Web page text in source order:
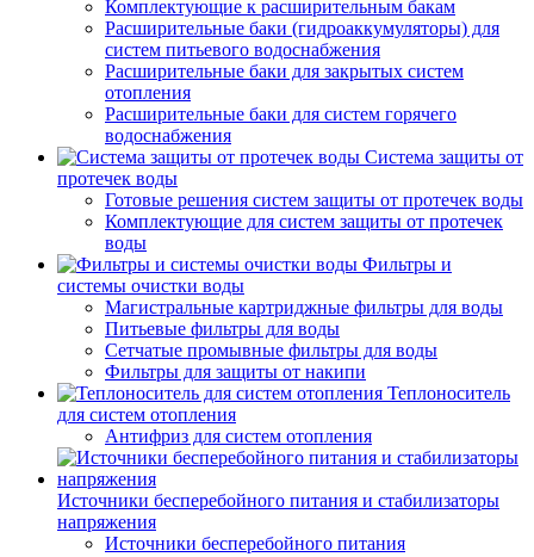
Комплектующие к расширительным бакам
Расширительные баки (гидроаккумуляторы) для
систем питьевого водоснабжения
Расширительные баки для закрытых систем
отопления
Расширительные баки для систем горячего
водоснабжения
Система защиты от
протечек воды
Готовые решения систем защиты от протечек воды
Комплектующие для систем защиты от протечек
воды
Фильтры и
системы очистки воды
Магистральные картриджные фильтры для воды
Питьевые фильтры для воды
Сетчатые промывные фильтры для воды
Фильтры для защиты от накипи
Теплоноситель
для систем отопления
Антифриз для систем отопления
Источники бесперебойного питания и стабилизаторы
напряжения
Источники бесперебойного питания